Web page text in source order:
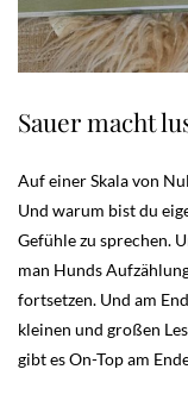
Sauer macht
Auf einer Skala von
Und warum bist du
Gefühle zu sprechen.
man Hunds
fortsetzen. Und am
kleinen und großen
gibt es On-Top am